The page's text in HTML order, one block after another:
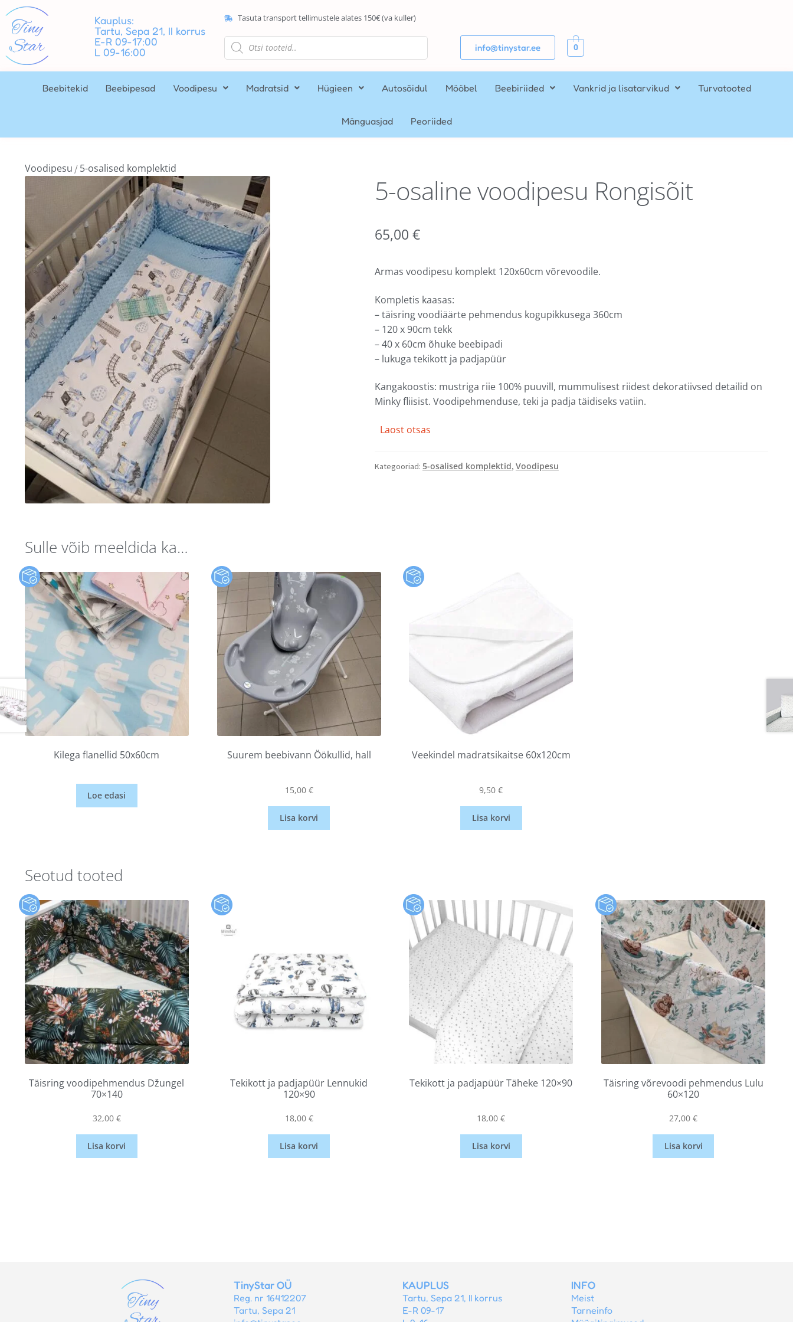
Kauplus:
Tartu, Sepa 21, II korrus
E-R 09-17:00
L 09-16:00
Tasuta transport tellimustele alates 150€ (va kuller)
info@tinystar.ee 0
Beebitekid Beebipesad Voodipesu Madratsid Hügieen Autosõidul Mööbel Beebiriided Vankrid ja lisatarvikud Turvatooted
Mänguasjad Peoriided
Voodipesu / 5-osalised komplektid
5-osaline voodipesu Rongisõit
65,00 €
Armas voodipesu komplekt 120x60cm võrevoodile.
Kompletis kaasas:
– täisring voodiäärte pehmendus kogupikkusega 360cm
– 120 x 90cm tekk
– 40 x 60cm õhuke beebipadi
– lukuga tekikott ja padjapüür
Kangakoostis: mustriga riie 100% puuvill, mummulisest riidest dekoratiivsed detailid on
Minky fliisist. Voodipehmenduse, teki ja padja täidiseks vatiin.
Laost otsas
Kategooriad: 5-osalised komplektid, Voodipesu
Sulle võib meeldida ka…
Kilega flanellid 50x60cm
Loe edasi
Suurem beebivann Öökullid, hall
15,00 €
Lisa korvi
Veekindel madratsikaitse 60x120cm
9,50€
Lisa korvi
Seotud tooted
Täisring voodipehmendus Džungel
70×140
32,00 €
Lisa korvi
Tekikott ja padjapüür Lennukid
120×90
18,00 €
Lisa korvi
Tekikott ja padjapüür Täheke 120×90
18,00€
Lisa korvi
Täisring võrevoodi pehmendus Lulu
60×120
27,00€
Lisa korvi
TinyStar OÜ
Reg. nr 16412207
Tartu, Sepa 21
KAUPLUS
Tartu, Sepa 21, II korrus
E-R 09-17
INFO
Meist
Tarneinfo